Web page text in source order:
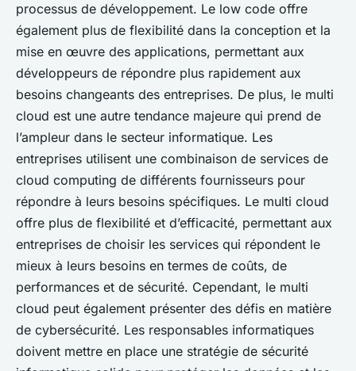
processus de développement. Le low code offre
également plus de flexibilité dans la conception et la
mise en œuvre des applications, permettant aux
développeurs de répondre plus rapidement aux
besoins changeants des entreprises. De plus, le multi
cloud est une autre tendance majeure qui prend de
l’ampleur dans le secteur informatique. Les
entreprises utilisent une combinaison de services de
cloud computing de différents fournisseurs pour
répondre à leurs besoins spécifiques. Le multi cloud
offre plus de flexibilité et d’efficacité, permettant aux
entreprises de choisir les services qui répondent le
mieux à leurs besoins en termes de coûts, de
performances et de sécurité. Cependant, le multi
cloud peut également présenter des défis en matière
de cybersécurité. Les responsables informatiques
doivent mettre en place une stratégie de sécurité